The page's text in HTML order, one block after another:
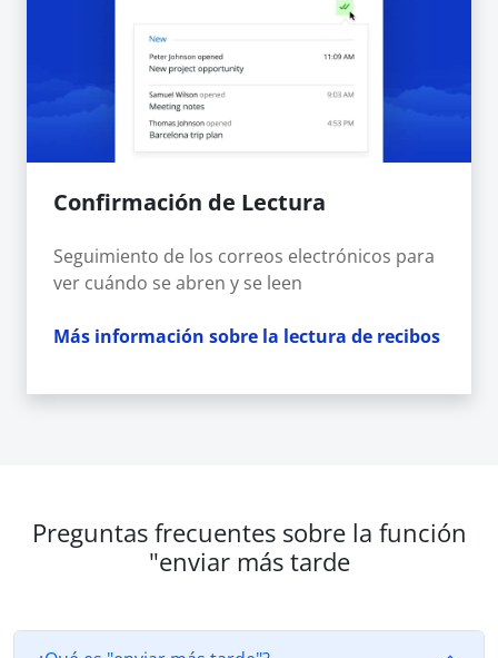
Confirmación de Lectura
Seguimiento de los correos electrónicos para
ver cuándo se abren y se leen
Más información sobre la lectura de recibos
Preguntas frecuentes sobre la función
"enviar más tarde